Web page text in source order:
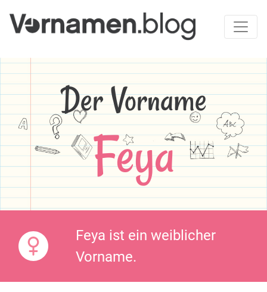
Der Vorname
Feya
Feya ist ein weiblicher
Vorname.